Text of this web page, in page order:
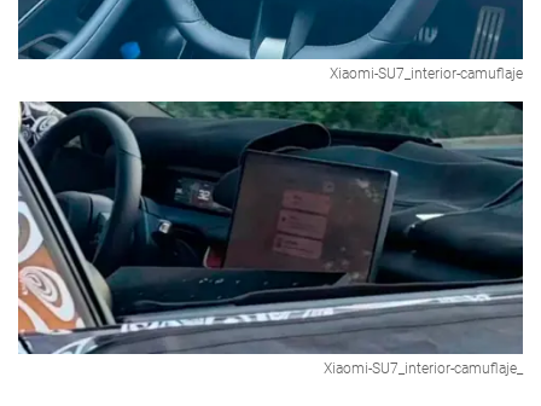
Xiaomi-SU7_interior-camuflaje
Xiaomi-SU7_interior-camuflaje_